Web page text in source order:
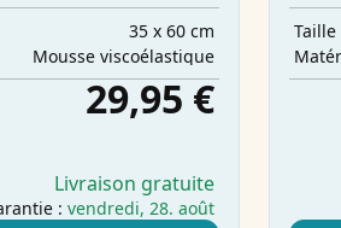
35 x 60 cm
Mousse viscoélastique
29,95 €
Livraison gratuite
: vendredi, 28. août
Taille